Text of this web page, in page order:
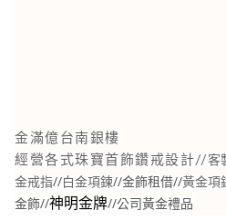
金滿億台南銀樓
經營各式珠寶首飾鑽戒設計//客
金戒指//白金項鍊//金飾租借//黃金項
金飾//神明金牌//公司黃金禮品